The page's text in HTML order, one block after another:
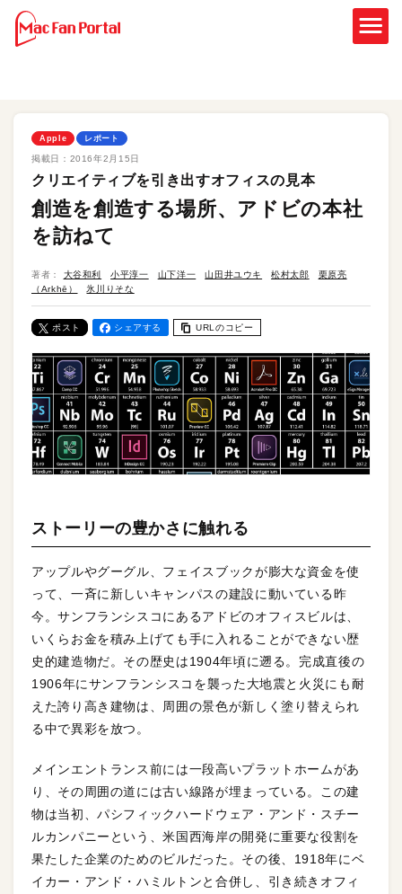
Apple レポート
掲載日： 2016年2月15日
クリエイティブを引き出すオフィスの見本
創造を創造する場所、アドビの本社
を訪ねて
著者： 大谷和利 小平淳一 山下洋一 山田井ユウキ 松村太郎
栗原亮
（Arkhē）
氷川りそな
ポスト シェアする URLのコピー
ストーリーの豊かさに触れる
アップルやグーグル、フェイスブックが膨大な資金を使
って、一斉に新しいキャンパスの建設に動いている昨
今。サンフランシスコにあるアドビのオフィスビルは、
いくらお金を積み上げても手に入れることができない歴
史的建造物だ。その歴史は1904年頃に遡る。完成直後の
1906年にサンフランシスコを襲った大地震と火災にも耐
えた誇り高き建物は、周囲の景色が新しく塗り替えられ
る中で異彩を放つ。
メインエントランス前には一段高いプラットホームがあ
り、その周囲の道には古い線路が埋まっている。この建
物は当初、パシフィックハードウェア・アンド・スチー
ルカンパニーという、米国西海岸の開発に重要な役割を
果たした企業のためのビルだった。その後、1918年にベ
イカー・アンド・ハミルトンと合併し、引き続きオフィ